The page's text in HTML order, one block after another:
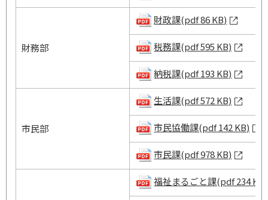
財務部
財政課(pdf 86 KB)
税務課(pdf 595 KB)
納税課(pdf 193 KB)
市民部
生活課(pdf 572 KB)
市民協働課(pdf 142 KB)
市民課(pdf 978 KB)
福祉まるごと課(pdf 234 KB)